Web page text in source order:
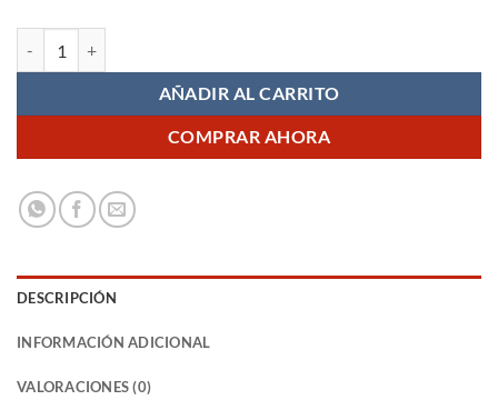
AÑADIR AL CARRITO
COMPRAR AHORA
DESCRIPCIÓN
INFORMACIÓN ADICIONAL
VALORACIONES (0)